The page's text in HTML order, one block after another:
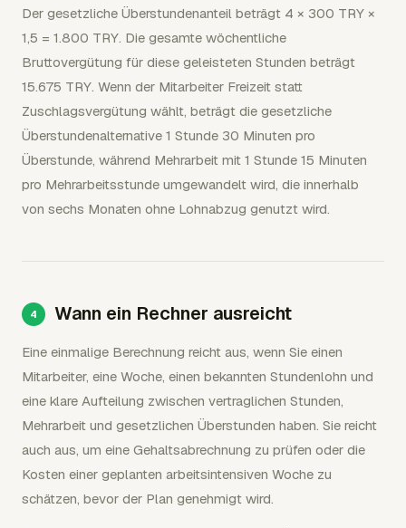
Der gesetzliche Überstundenanteil beträgt 4 × 300 TRY ×
1,5 = 1.800 TRY. Die gesamte wöchentliche
Bruttovergütung für diese geleisteten Stunden beträgt
15.675 TRY. Wenn der Mitarbeiter Freizeit statt
Zuschlagsvergütung wählt, beträgt die gesetzliche
Überstundenalternative 1 Stunde 30 Minuten pro
Überstunde, während Mehrarbeit mit 1 Stunde 15 Minuten
pro Mehrarbeitsstunde umgewandelt wird, die innerhalb
von sechs Monaten ohne Lohnabzug genutzt wird.
Wann ein Rechner ausreicht
Eine einmalige Berechnung reicht aus, wenn Sie einen
Mitarbeiter, eine Woche, einen bekannten Stundenlohn und
eine klare Aufteilung zwischen vertraglichen Stunden,
Mehrarbeit und gesetzlichen Überstunden haben. Sie reicht
auch aus, um eine Gehaltsabrechnung zu prüfen oder die
Kosten einer geplanten arbeitsintensiven Woche zu
schätzen, bevor der Plan genehmigt wird.